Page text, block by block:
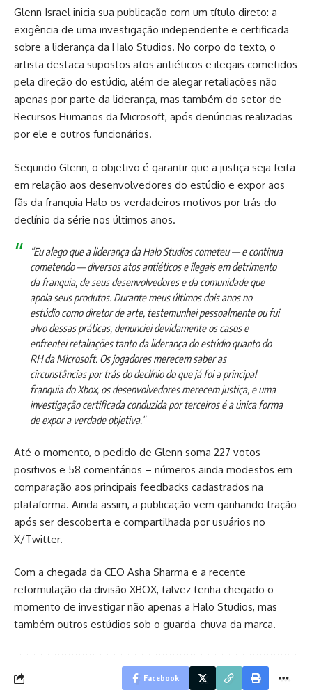
Glenn Israel inicia sua publicação com um título direto: a
exigência de uma investigação independente e certificada
sobre a liderança da Halo Studios. No corpo do texto, o
artista destaca supostos atos antiéticos e ilegais cometidos
pela direção do estúdio, além de alegar retaliações não
apenas por parte da liderança, mas também do setor de
Recursos Humanos da Microsoft, após denúncias realizadas
por ele e outros funcionários.
Segundo Glenn, o objetivo é garantir que a justiça seja feita
em relação aos desenvolvedores do estúdio e expor aos
fãs da franquia Halo os verdadeiros motivos por trás do
declínio da série nos últimos anos.
“Eu alego que a liderança da Halo Studios cometeu — e continua
cometendo — diversos atos antiéticos e ilegais em detrimento
da franquia, de seus desenvolvedores e da comunidade que
apoia seus produtos. Durante meus últimos dois anos no
estúdio como diretor de arte, testemunhei pessoalmente ou fui
alvo dessas práticas, denunciei devidamente os casos e
enfrentei retaliações tanto da liderança do estúdio quanto do
RH da Microsoft. Os jogadores merecem saber as
circunstâncias por trás do declínio do que já foi a principal
franquia do Xbox, os desenvolvedores merecem justiça, e uma
investigação certificada conduzida por terceiros é a única forma
de expor a verdade objetiva.”
Até o momento, o pedido de Glenn soma 227 votos
positivos e 58 comentários – números ainda modestos em
comparação aos principais feedbacks cadastrados na
plataforma. Ainda assim, a publicação vem ganhando tração
após ser descoberta e compartilhada por usuários no
X/Twitter.
Com a chegada da CEO Asha Sharma e a recente
reformulação da divisão XBOX, talvez tenha chegado o
momento de investigar não apenas a Halo Studios, mas
também outros estúdios sob o guarda-chuva da marca.
Facebook